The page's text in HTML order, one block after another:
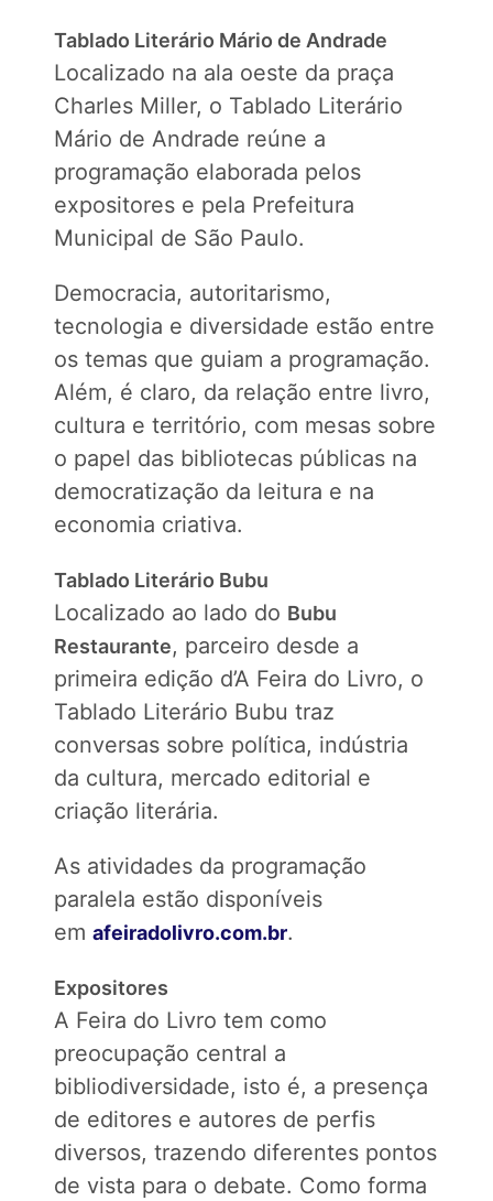
Tablado Literário Mário de Andrade
Localizado na ala oeste da praça
Charles Miller, o Tablado Literário
Mário de Andrade reúne a
programação elaborada pelos
expositores e pela Prefeitura
Municipal de São Paulo.
Democracia, autoritarismo,
tecnologia e diversidade estão entre
os temas que guiam a programação.
Além, é claro, da relação entre livro,
cultura e território, com mesas sobre
o papel das bibliotecas públicas na
democratização da leitura e na
economia criativa.
Tablado Literário Bubu
Localizado ao lado do Bubu
Restaurante, parceiro desde a
primeira edição d’A Feira do Livro, o
Tablado Literário Bubu traz
conversas sobre política, indústria
da cultura, mercado editorial e
criação literária.
As atividades da programação
paralela estão disponíveis
em afeiradolivro.com.br.
Expositores
A Feira do Livro tem como
preocupação central a
bibliodiversidade, isto é, a presença
de editores e autores de perfis
diversos, trazendo diferentes pontos
de vista para o debate. Como forma